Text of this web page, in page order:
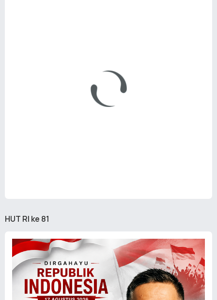
HUT RI ke 81